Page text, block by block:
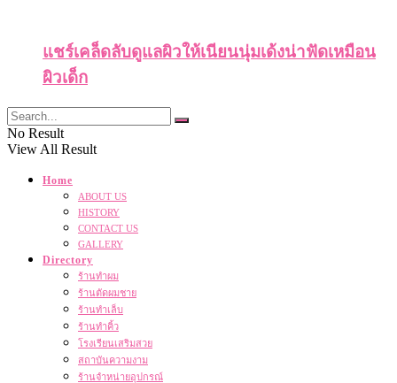
แชร์เคล็ดลับดูแลผิวให้เนียนนุ่มเด้งน่าฟัดเหมือน
ผิวเด็ก
No Result
View All Result
Home
ABOUT US
HISTORY
CONTACT US
GALLERY
Directory
ร้านทำผม
ร้านตัดผมชาย
ร้านทำเล็บ
ร้านทำคิ้ว
โรงเรียนเสริมสวย
สถาบันความงาม
ร้านจำหน่ายอุปกรณ์